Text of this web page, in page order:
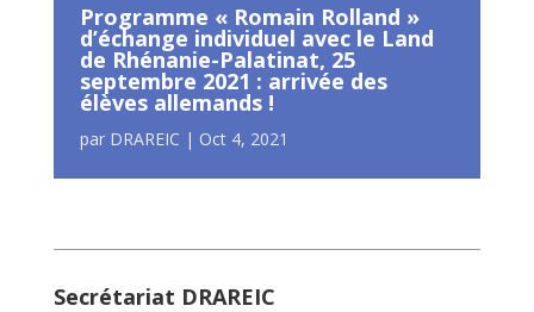
Programme « Romain Rolland »
d’échange individuel avec le Land
de Rhénanie-Palatinat, 25
septembre 2021 : arrivée des
élèves allemands !
par DRAREIC | Oct 4, 2021
Secrétariat DRAREIC